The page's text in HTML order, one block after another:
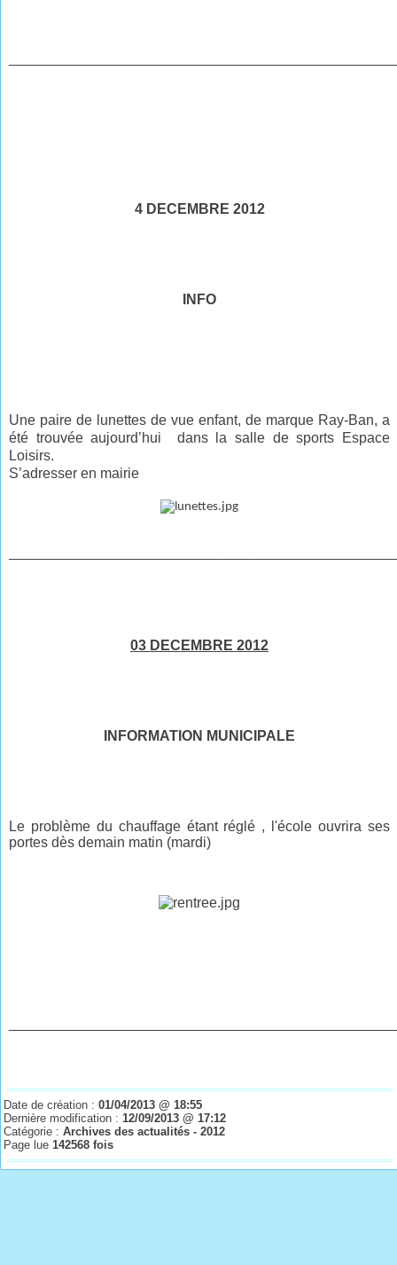
4 DECEMBRE 2012
INFO
Une paire de lunettes de vue enfant, de marque Ray-Ban, a
été trouvée aujourd’hui dans la salle de sports Espace
Loisirs.
S’adresser en mairie
03 DECEMBRE 2012
INFORMATION MUNICIPALE
Le problème du chauffage étant réglé , l'école ouvrira ses
portes dès demain matin (mardi)
Date de création :01/04/2013 @ 18:55
Dernière modification :12/09/2013 @ 17:12
Catégorie :Archives des actualités - 2012
Page lue142568 fois